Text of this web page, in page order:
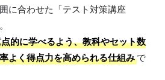
に合わせた「テスト対策講座
的に学べるよう、教科やセット数
よく得点力を高められる仕組みで